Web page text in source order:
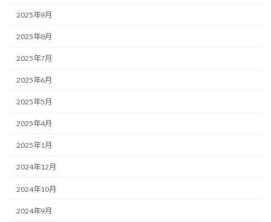
2025年9月
2025年8月
2025年7月
2025年6月
2025年5月
2025年4月
2025年1月
2024年12月
2024年10月
2024年9月